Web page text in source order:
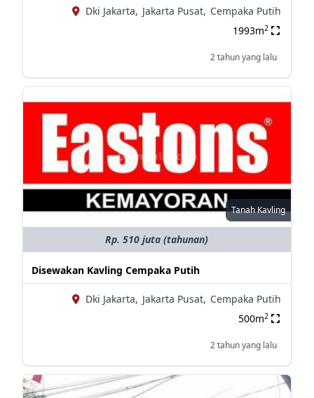
Dki Jakarta, Jakarta Pusat, Cempaka Putih
1993m2
2 tahun yang lalu
Tanah Kavling
Rp. 510 juta (tahunan)
Disewakan Kavling Cempaka Putih
Dki Jakarta, Jakarta Pusat, Cempaka Putih
500m2
2 tahun yang lalu